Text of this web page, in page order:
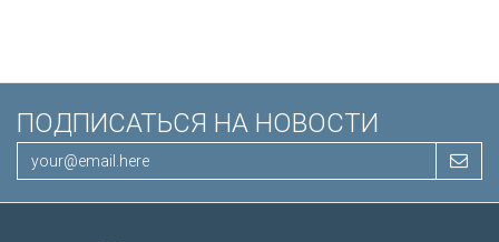
ПОДПИСАТЬСЯ НА НОВОСТИ